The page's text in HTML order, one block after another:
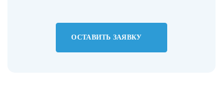
ОСТАВИТЬ ЗАЯВКУ